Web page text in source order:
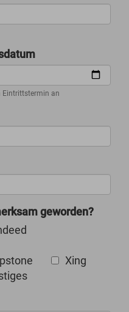
Eintrittstermin an
geworden?
Xing